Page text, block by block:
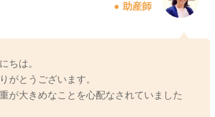
助産師
ちは。
がとうございます。
が大きめなことを心配なされていました